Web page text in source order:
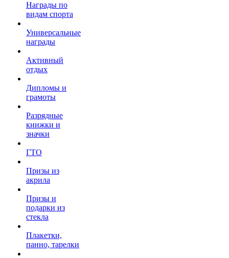
Награды по
видам спорта
Универсальные
награды
Активный
отдых
Дипломы и
грамоты
Разрядные
книжки и
значки
ГТО
Призы из
акрила
Призы и
подарки из
стекла
Плакетки,
панно, тарелки